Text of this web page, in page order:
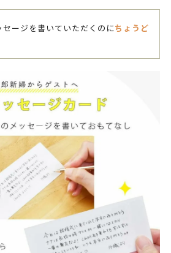
ージを書いていただくのにちょうど